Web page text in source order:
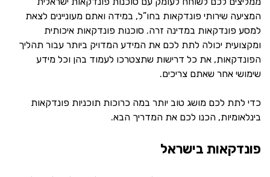
המציעה שירותי פונדקאות בחו”ל, במידה ואתם מעוניינים לצאת
למסע פונדקאות במדינה זרה. סוכנות פונדקאות איכותית
ומקצועית יכולה לתת לכם את המידע המדויק ביותר עבור תהליך
הפונדקאות, את כל דרישות שתצטרכו לעמוד בהן וכל מידע
שימושי אחר שאתם צריכים.
כדי לתת לכם מושג טוב יותר במה כרוכות תוכניות פונדקאות
בינלאומיות, הכנו לכם את המדריך הבא.
פונדקאות בישראל